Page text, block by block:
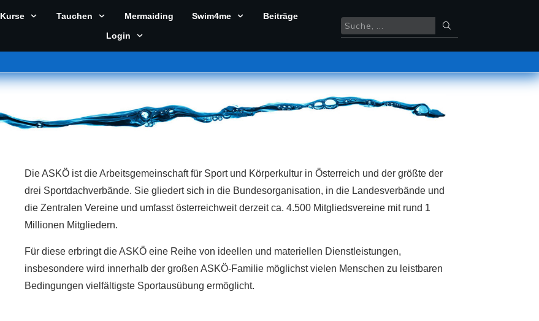
Kurse Tauchen Mermaiding Swim4me
Beiträge
Login
Die ASKÖ ist die Arbeitsgemeinschaft für Sport und Körperkultur in Österreich und der größte der
drei Sportdachverbände. Sie gliedert sich in die Bundesorganisation, in die Landesverbände und
die Zentralen Vereine und umfasst österreichweit derzeit ca. 4.500 Mitgliedsvereine mit rund 1
Millionen Mitgliedern.
Für diese erbringt die ASKÖ eine Reihe von ideellen und materiellen Dienstleistungen,
insbesondere wird innerhalb der großen ASKÖ-Familie möglichst vielen Menschen zu leistbaren
Bedingungen vielfältigste Sportausübung ermöglicht.